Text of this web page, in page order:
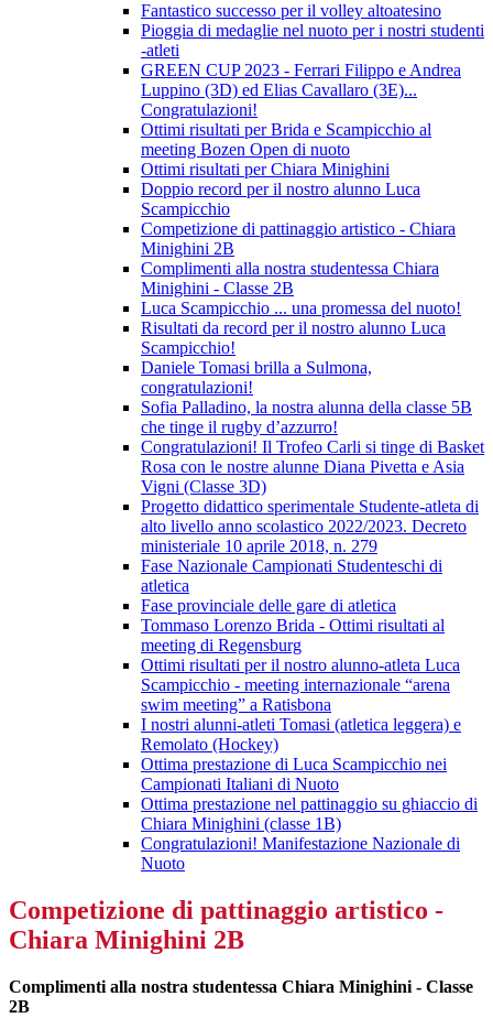
Fantastico successo per il volley altoatesino
Pioggia di medaglie nel nuoto per i nostri studenti
-atleti
GREEN CUP 2023 - Ferrari Filippo e Andrea
Luppino (3D) ed Elias Cavallaro (3E)...
Congratulazioni!
Ottimi risultati per Brida e Scampicchio al
meeting Bozen Open di nuoto
Ottimi risultati per Chiara Minighini
Doppio record per il nostro alunno Luca
Scampicchio
Competizione di pattinaggio artistico - Chiara
Minighini 2B
Complimenti alla nostra studentessa Chiara
Minighini - Classe 2B
Luca Scampicchio ... una promessa del nuoto!
Risultati da record per il nostro alunno Luca
Scampicchio!
Daniele Tomasi brilla a Sulmona,
congratulazioni!
Sofia Palladino, la nostra alunna della classe 5B
che tinge il rugby d’azzurro!
Congratulazioni! Il Trofeo Carli si tinge di Basket
Rosa con le nostre alunne Diana Pivetta e Asia
Vigni (Classe 3D)
Progetto didattico sperimentale Studente-atleta di
alto livello anno scolastico 2022/2023. Decreto
ministeriale 10 aprile 2018, n. 279
Fase Nazionale Campionati Studenteschi di
atletica
Fase provinciale delle gare di atletica
Tommaso Lorenzo Brida - Ottimi risultati al
meeting di Regensburg
Ottimi risultati per il nostro alunno-atleta Luca
Scampicchio - meeting internazionale “arena
swim meeting” a Ratisbona
I nostri alunni-atleti Tomasi (atletica leggera) e
Remolato (Hockey)
Ottima prestazione di Luca Scampicchio nei
Campionati Italiani di Nuoto
Ottima prestazione nel pattinaggio su ghiaccio di
Chiara Minighini (classe 1B)
Congratulazioni! Manifestazione Nazionale di
Nuoto
Competizione di pattinaggio artistico -
Chiara Minighini 2B
Complimenti alla nostra studentessa Chiara Minighini - Classe
2B